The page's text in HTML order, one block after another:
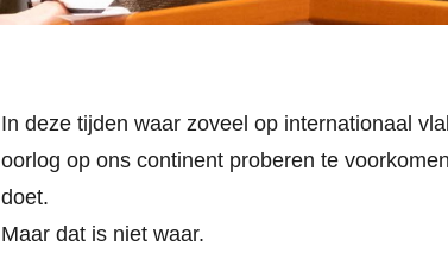
In deze tijden waar zoveel op internationaal
oorlog op ons continent proberen te
doet.
Maar dat is niet waar.